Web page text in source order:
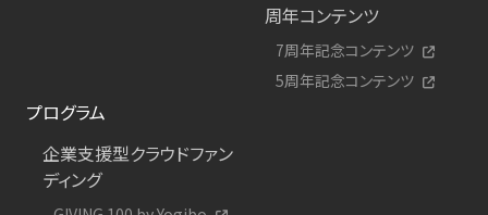
周年コンテンツ
7周年記念コンテンツ
5周年記念コンテンツ
プログラム
企業支援型クラウドファン
ディング